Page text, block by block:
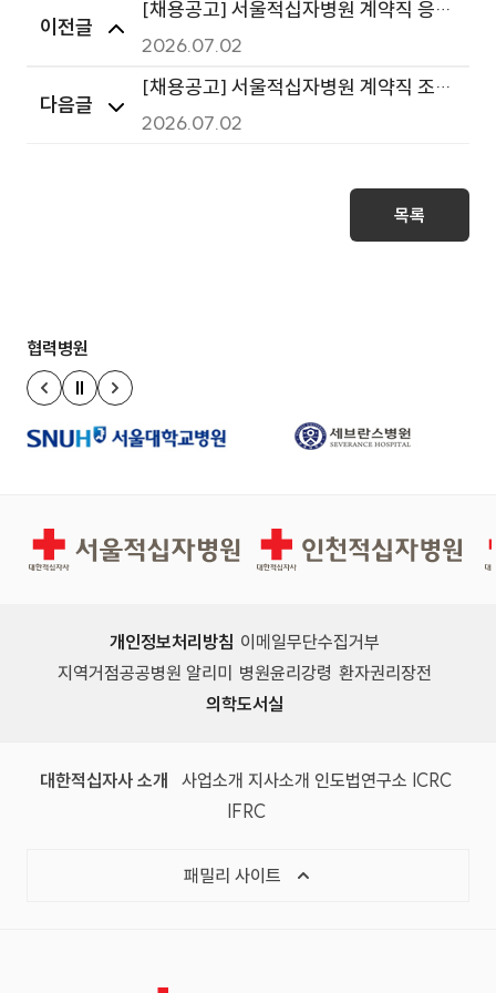
이전글
[채용공고] 서울적십자병원 계약직 응급
구조사 신규채용 공고
2026.07.02
다음글
[채용공고] 서울적십자병원 계약직 조리
원 신규채용 공고
2026.07.02
목록
협력병원
이전 슬라이드
정지
다음 슬라이드
서울적십자병원 인천적십자병원
개인정보처리방침 이메일무단수집거부
지역거점공공병원 알리미 병원윤리강령 환자권리장전
의학도서실
대한적십자사 소개 (새 창)
사업소개 (새 창)
지사소개 (새 창)
인도법연구소 (새 창)
ICRC(국제
IFRC(국제적십자사연맹, 새 창)
패밀리 사이트 목록 열기